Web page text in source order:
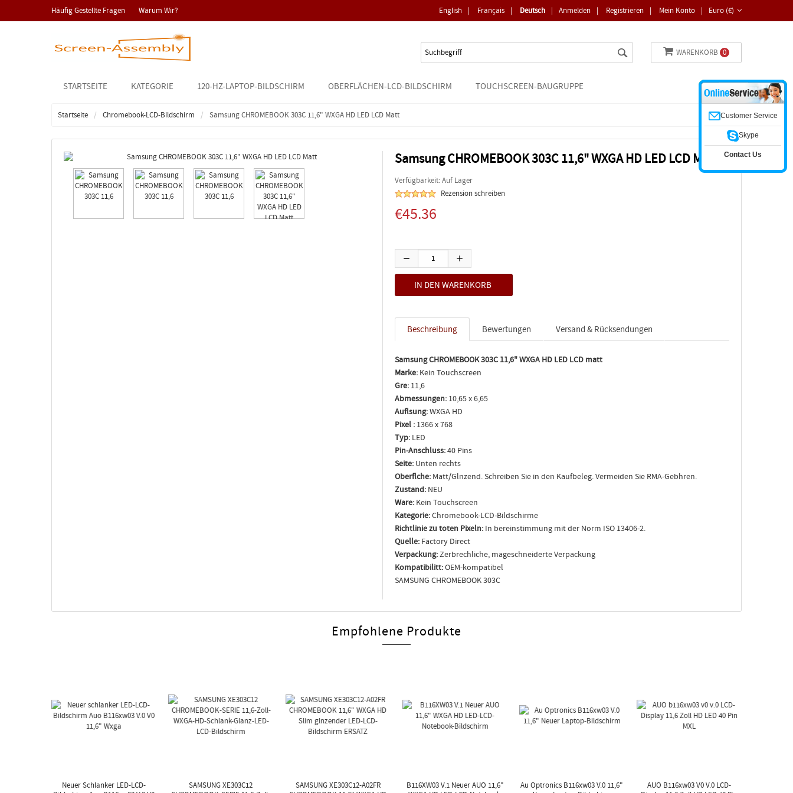
Häufig Gestellte Fragen Warum Wir? Euro (€)
Anmelden | Registrieren | Mein Konto |
English | Français | Deutsch |
WARENKORB 0
STARTSEITE KATEGORIE 120-HZ-LAPTOP-BILDSCHIRM OBERFLÄCHEN-LCD-BILDSCHIRM TOUCHSCREEN-BAUGRUPPE
Startseite Chromebook-LCD-Bildschirm Samsung CHROMEBOOK 303C 11,6" WXGA HD LED LCD Matt
Samsung CHROMEBOOK 303C 11,6" WXGA HD LED LCD Matt
Verfügbarkeit: Auf Lager
Rezension schreiben
€45.36
Beschreibung Bewertungen Versand & Rücksendungen
Samsung CHROMEBOOK 303C 11,6" WXGA HD LED LCD matt
Marke: Kein Touchscreen
Gre: 11,6
Abmessungen: 10,65 x 6,65
Auflsung:WXGA HD
Pixel : 1366 x 768
Typ: LED
Pin-Anschluss:40 Pins
Seite: Unten rechts
Oberflche: Matt/Glnzend. Schreiben Sie in den Kaufbeleg. Vermeiden Sie RMA-Gebhren.
Zustand: NEU
Ware: Kein Touchscreen
Kategorie:Chromebook-LCD-Bildschirme
Richtlinie zu toten Pixeln: In bereinstimmung mit der Norm ISO 13406-2.
Quelle: Factory Direct
Verpackung:Zerbrechliche, mageschneiderte Verpackung
Kompatibilitt:OEM-kompatibel
SAMSUNG CHROMEBOOK 303C
Empfohlene Produkte
Neuer Schlanker LED-LCD-
SAMSUNG XE303C12
SAMSUNG XE303C12-A02FR
B116XW03 V.1 Neuer AUO 11,6"
Au Optronics B116xw03 V.0 11,6"
AUO B116xw03 V0 V.0 LCD-
Customer Service
Skype
Contact Us